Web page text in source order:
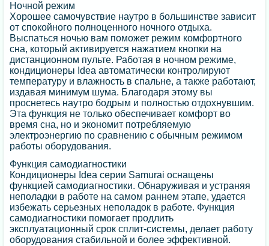
Ночной режим
Хорошее самочувствие наутро в большинстве зависит
от спокойного полноценного ночного отдыха.
Выспаться ночью вам поможет режим комфортного
сна, который активируется нажатием кнопки на
дистанционном пульте. Работая в ночном режиме,
кондиционеры Idea автоматически контролируют
температуру и влажность в спальне, а также работают,
издавая минимум шума. Благодаря этому вы
проснетесь наутро бодрым и полностью отдохнувшим.
Эта функция не только обеспечивает комфорт во
время сна, но и экономит потребляемую
электроэнергию по сравнению с обычным режимом
работы оборудования.
Функция самодиагностики
Кондиционеры Idea серии Samurai оснащены
функцией самодиагностики. Обнаруживая и устраняя
неполадки в работе на самом раннем этапе, удается
избежать серьезных неполадок в работе. Функция
самодиагностики помогает продлить
эксплуатационный срок сплит-системы, делает работу
оборудования стабильной и более эффективной.